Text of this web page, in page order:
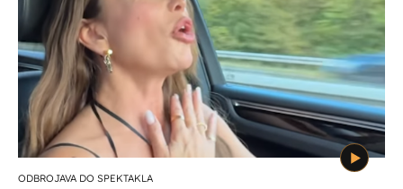
ODBROJAVA DO SPEKTAKLA